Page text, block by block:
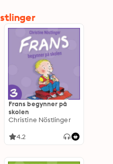
Frans begynner på
skolen
Christine Nöstlinger
4.2